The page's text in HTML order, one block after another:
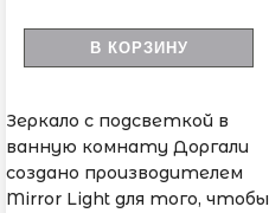
В КОРЗИНУ
Зеркало с подсветкой в
ванную комнату Доргали
создано производителем
Mirror Light для того, чтобы